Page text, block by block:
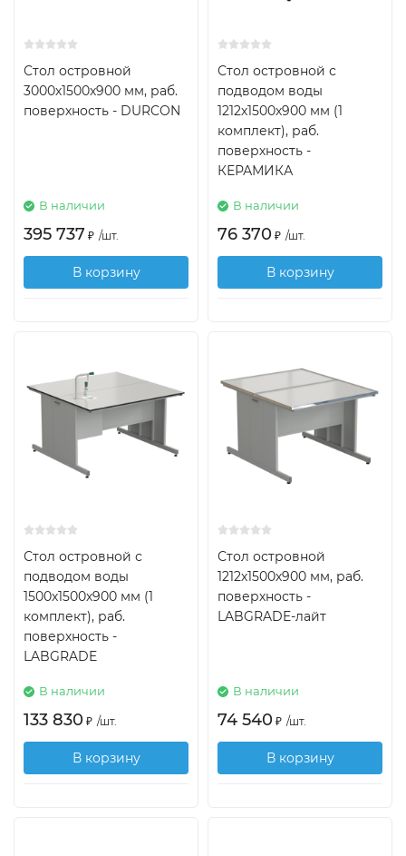
Стол островной
3000х1500х900 мм, раб.
поверхность - DURCON
В наличии
395 737 ₽ /шт.
В корзину
Стол островной с
подводом воды
1212х1500х900 мм (1
комплект), раб.
поверхность -
КЕРАМИКА
В наличии
76 370 ₽ /шт.
В корзину
Стол островной с
подводом воды
1500х1500х900 мм (1
комплект), раб.
поверхность -
LABGRADE
В наличии
133 830 ₽ /шт.
В корзину
Стол островной
1212х1500х900 мм, раб.
поверхность -
LABGRADE-лайт
В наличии
74 540 ₽ /шт.
В корзину